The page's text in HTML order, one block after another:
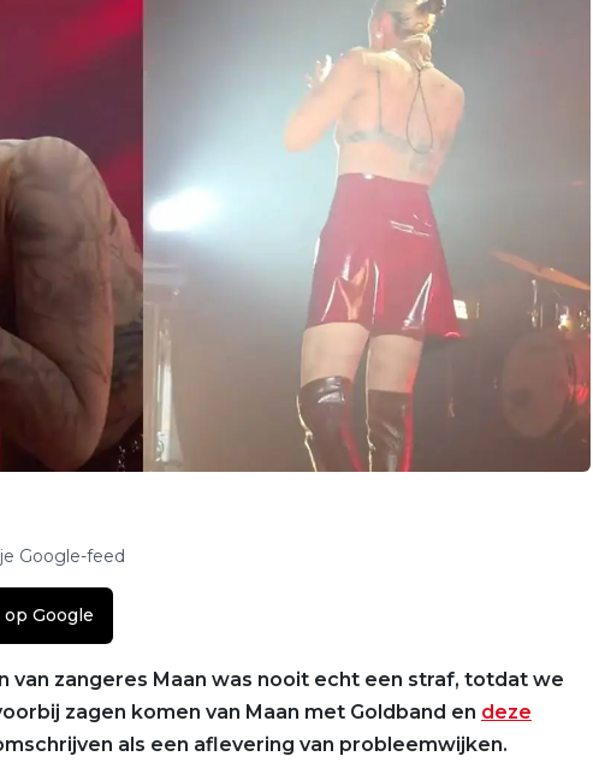
Google-feed
Google
van zangeres Maan was nooit echt een straf, totdat we
zagen komen van Maan met Goldband en deze
als een aflevering van probleemwijken.